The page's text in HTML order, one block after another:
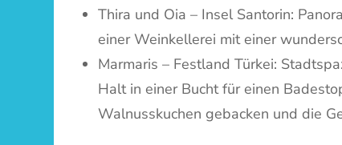
Thira und Oia – Insel Santorin:
einer Weinkellerei mit einer
Marmaris – Festland Türkei:
Halt in einer Bucht für einen
Walnusskuchen gebacken und die